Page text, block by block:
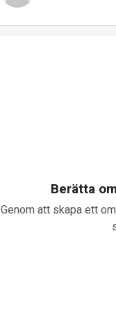
Berätta
Genom att skapa ett